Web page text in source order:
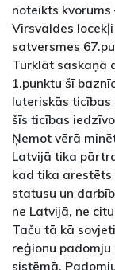
noteikts
Virsvaldes
satversmes
Turklāt saskaņā
1.punktu šī
luteriskās
šīs ticības
Ņemot vērā
Latvijā tika
kad tika arestēts
statusu un
ne Latvijā, ne
Taču tā kā
reģionu
sistēmā,